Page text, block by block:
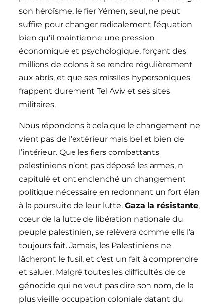
son héroïsme, le fier Yémen, seul, ne peut
suffire pour changer radicalement l’équation
bien qu’il maintienne une pression
économique et psychologique, forçant des
millions de colons à se rendre régulièrement
aux abris, et que ses missiles hypersoniques
frappent durement Tel Aviv et ses sites
militaires.
Nous répondons à cela que le changement ne
vient pas de l’extérieur mais bel et bien de
l’intérieur. Que les fiers combattants
palestiniens n’ont pas déposé les armes, ni
capitulé et ont enclenché un changement
politique nécessaire en redonnant un fort élan
à la poursuite de leur lutte. Gaza la résistante,
cœur de la lutte de libération nationale du
peuple palestinien, se relèvera comme elle l’a
toujours fait. Jamais, les Palestiniens ne
lâcheront le fusil, et c’est un fait à comprendre
et saluer. Malgré toutes les difficultés de ce
génocide qui ne veut pas dire son nom, de la
plus vieille occupation coloniale datant du